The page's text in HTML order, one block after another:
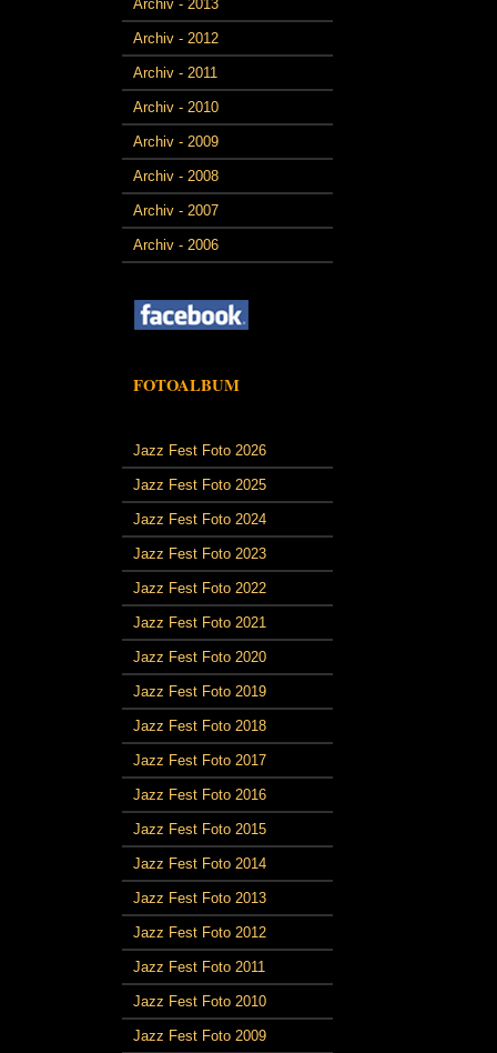
Archiv - 2013
Archiv - 2012
Archiv - 2011
Archiv - 2010
Archiv - 2009
Archiv - 2008
Archiv - 2007
Archiv - 2006
FOTOALBUM
Jazz Fest Foto 2026
Jazz Fest Foto 2025
Jazz Fest Foto 2024
Jazz Fest Foto 2023
Jazz Fest Foto 2022
Jazz Fest Foto 2021
Jazz Fest Foto 2020
Jazz Fest Foto 2019
Jazz Fest Foto 2018
Jazz Fest Foto 2017
Jazz Fest Foto 2016
Jazz Fest Foto 2015
Jazz Fest Foto 2014
Jazz Fest Foto 2013
Jazz Fest Foto 2012
Jazz Fest Foto 2011
Jazz Fest Foto 2010
Jazz Fest Foto 2009